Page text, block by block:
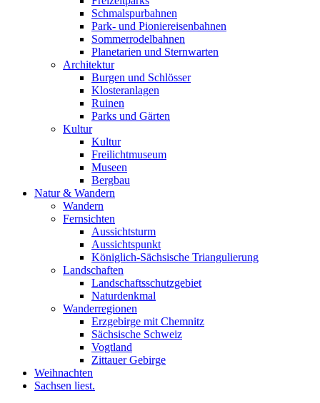
Schmalspurbahnen
Park- und Pioniereisenbahnen
Sommerrodelbahnen
Planetarien und Sternwarten
Architektur
Burgen und Schlösser
Klosteranlagen
Ruinen
Parks und Gärten
Kultur
Kultur
Freilichtmuseum
Museen
Bergbau
Natur & Wandern
Wandern
Fernsichten
Aussichtsturm
Aussichtspunkt
Königlich-Sächsische Triangulierung
Landschaften
Landschaftsschutzgebiet
Naturdenkmal
Wanderregionen
Erzgebirge mit Chemnitz
Sächsische Schweiz
Vogtland
Zittauer Gebirge
Weihnachten
Sachsen liest.